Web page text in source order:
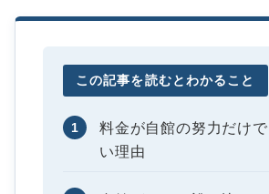
この記事を読むとわかること
1
料金が自館の努力だけ
い理由